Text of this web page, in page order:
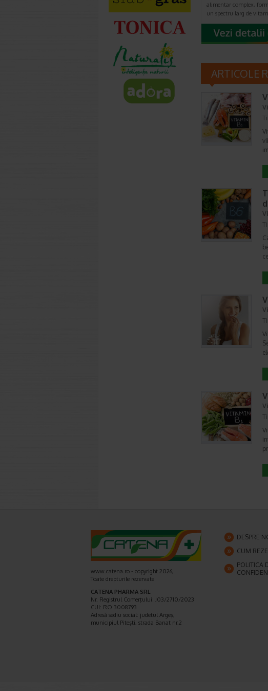
alimentar complex,
un spectru larg de
ARTICOLE
www.catena.ro - copyright 2026,
Toate drepturile rezervate
CATENA PHARMA SRL
Nr. Registrul Comerţului: J03/2710/2023
CUI: RO 3008793
Adresă sediu social: judetul Argeş,
municipiul Piteşti, strada Banat nr.2
DESPRE
CUM
POLITICA